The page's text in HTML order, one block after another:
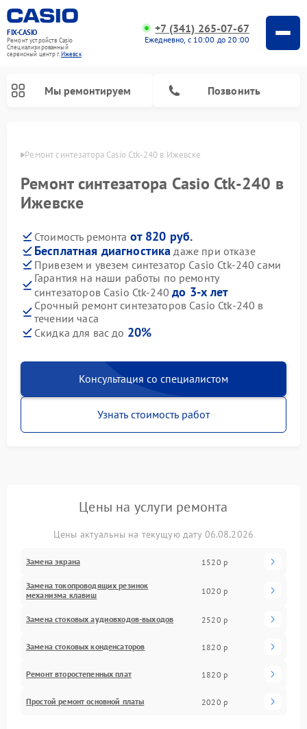
FIX-CASIO
Ремонт устройств Casio
Специализированный
cервисный центр г.Ижевск
+7 (341) 265-07-67
Ежедневно, с 10:00 до 20:00
Мы ремонтируем Позвонить
Ремонт синтезатора Casio Ctk-240 в Ижевске
Ремонт синтезатора Casio Ctk-240 в
Ижевске
Стоимость ремонта от 820 руб.
Бесплатная диагностика даже при отказе
Привезем и увезем синтезатор Casio Ctk-240 сами
Гарантия на наши работы по ремонту
синтезаторов Casio Ctk-240до 3-х лет
Срочный ремонт синтезаторов Casio Ctk-240 в
течении часа
Скидка для вас до 20%
Консультация со специалистом
Узнать стоимость работ
Цены на услуги ремонта
Цены актуальны на текущую дату 06.08.2026
Замена экрана 1520 р
Замена токопроводящих резинок
механизма клавиш
1020 р
Замена стоковых аудиовходов-выходов 2520 р
Замена стоковых конденсаторов 1820 р
Ремонт второстепенных плат 1820 р
Простой ремонт основной платы 2020 р